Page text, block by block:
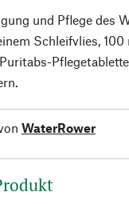
und Pflege des
Schleifvlies, 100
WaterRower